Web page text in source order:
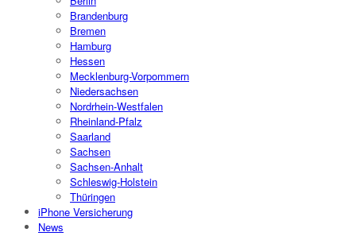
Brandenburg
Bremen
Hamburg
Hessen
Mecklenburg-Vorpommern
Niedersachsen
Nordrhein-Westfalen
Rheinland-Pfalz
Saarland
Sachsen
Sachsen-Anhalt
Schleswig-Holstein
Thüringen
iPhone Versicherung
News